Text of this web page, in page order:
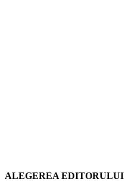
ALEGEREA EDITORULUI